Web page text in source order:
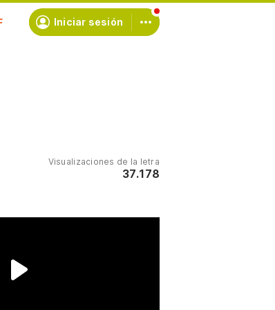
Iniciar sesión
Visualizaciones de la letra
37.178